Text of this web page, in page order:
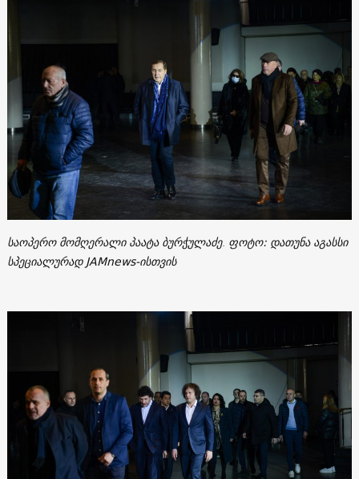
საოპერო მომღერალი პაატა ბურჭულაძე. ფოტო: დათუნა აგასსი
სპეციალურად JAMnews-ისთვის